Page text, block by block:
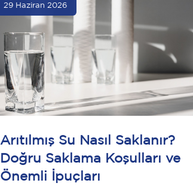
29 Haziran 2026
Arıtılmış Su Nasıl Saklanır?
Doğru Saklama Koşulları ve
Önemli İpuçları